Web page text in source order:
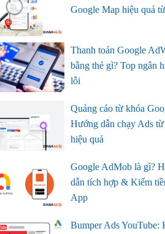
Google Map hiệu quả
Thanh toán Google
bằng thẻ gì? Top ngân
lỗi
Quảng cáo từ khóa
Hướng dẫn chạy Ads
hiệu quả
Google AdMob là gì?
dẫn tích hợp & Kiếm
App
Bumper Ads YouTube: